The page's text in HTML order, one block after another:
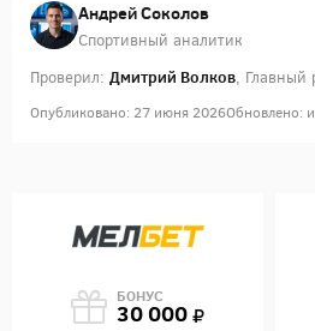
Андрей Соколов
Спортивный аналитик
Проверил: Дмитрий Волков, Главный
Опубликовано: 27 июня 2026Обновлено:
БОНУС
30 000